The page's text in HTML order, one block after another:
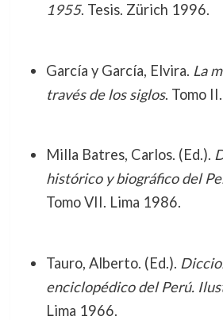
1955. Tesis. Zürich 1996.
García y García, Elvira. La
través de los siglos. Tomo
Milla Batres, Carlos. (Ed.).
histórico y biográfico del
Tomo VII. Lima 1986.
Tauro, Alberto. (Ed.).
enciclopédico del Perú.
Lima 1966.